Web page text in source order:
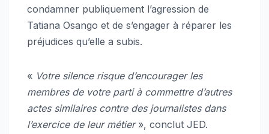
condamner publiquement l’agression de
Tatiana Osango et de s’engager à réparer les
préjudices qu’elle a subis.
« Votre silence risque d’encourager les
membres de votre parti à commettre d’autres
actes similaires contre des journalistes dans
l’exercice de leur métier», conclut JED.